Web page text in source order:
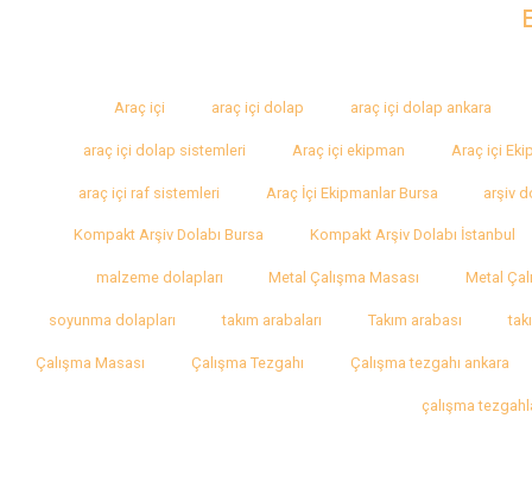
Araç içi araç içi dolap araç içi dolap ankara
araç içi dolap sistemleri Araç içi ekipman Araç içi
araç içi raf sistemleri Araç İçi Ekipmanlar Bursa arşiv
Kompakt Arşiv Dolabı Bursa Kompakt Arşiv Dolabı İstanbul
malzeme dolapları Metal Çalışma Masası Metal
soyunma dolapları takım arabaları Takım arabası
Çalışma Masası Çalışma Tezgahı Çalışma tezgahı ankara
çalışma